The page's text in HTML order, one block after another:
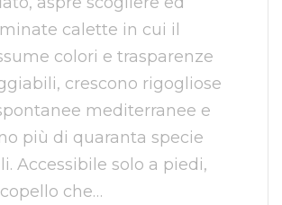
calette in cui il
colori e trasparenze
crescono rigogliose
mediterranee e
più di quaranta specie
Accessibile solo a piedi,
che…